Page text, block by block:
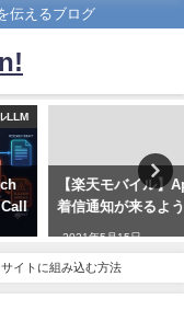
伝えるブログ
バイル】Apple Watchに
が来るようになる！？
15日
イトに組み込む方法